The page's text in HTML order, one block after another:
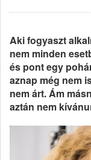
Aki fogyaszt
nem minden
és pont egy
aznap még nem
nem árt. Ám
aztán nem